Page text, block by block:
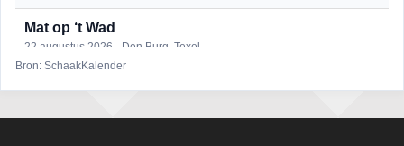
Mat op ‘t Wad
22 augustus 2026 · Den Burg, Texel
Bron: SchaakKalender